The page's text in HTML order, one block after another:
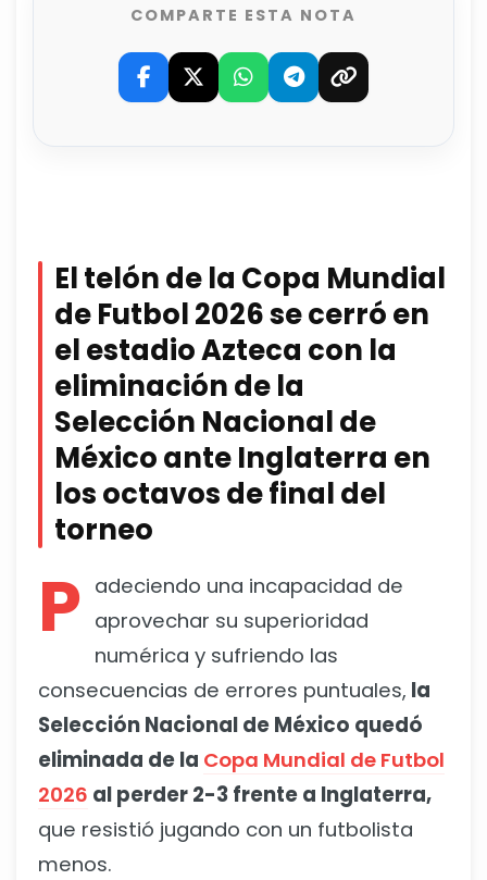
COMPARTE ESTA NOTA
El telón de la Copa Mundial
de Futbol 2026 se cerró en
el estadio Azteca con la
eliminación de la
Selección Nacional de
México ante Inglaterra en
los octavos de final del
torneo
P adeciendo una incapacidad de
aprovechar su superioridad
numérica y sufriendo las
consecuencias de errores puntuales, la
Selección Nacional de México quedó
eliminada de la Copa Mundial de Futbol
2026 al perder 2-3 frente a Inglaterra,
que resistió jugando con un futbolista
menos.